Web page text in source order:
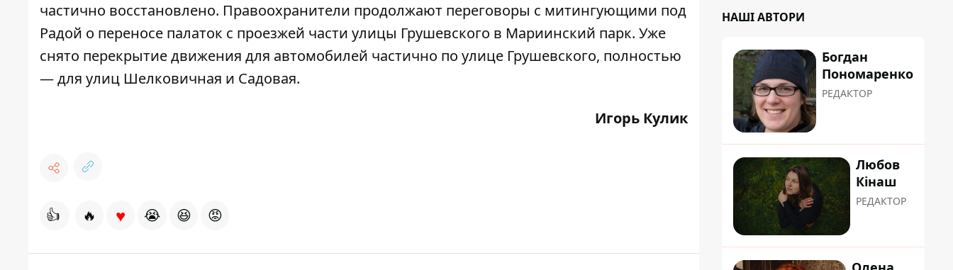
частично восстановлено. Правоохранители продолжают переговоры с митингующими под
Радой о переносе палаток с проезжей части улицы Грушевского в Мариинский парк. Уже
снято перекрытие движения для автомобилей частично по улице Грушевского, полностью
— для улиц Шелковичная и Садовая.
Игорь Кулик
👍 🔥 ♥ 😭 😆 😡
НАШІ АВТОРИ
Богдан
Пономаренко
РЕДАКТОР
Любов
Кінаш
РЕДАКТОР